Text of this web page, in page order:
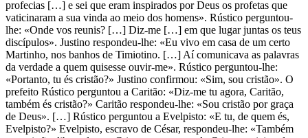
profecias […] e sei que eram inspirados por Deus os profetas que
vaticinaram a sua vinda ao meio dos homens». Rústico perguntou-
lhe: «Onde vos reunis? […] Diz-me […] em que lugar juntas os teus
discípulos». Justino respondeu-lhe: «Eu vivo em casa de um certo
Martinho, nos banhos de Timiotino. […] Aí comunicava as palavras
da verdade a quem quisesse ouvir-me». Rústico perguntou-lhe:
«Portanto, tu és cristão?» Justino confirmou: «Sim, sou cristão». O
prefeito Rústico perguntou a Caritão: «Diz-me tu agora, Caritão,
também és cristão?» Caritão respondeu-lhe: «Sou cristão por graça
de Deus». […] Rústico perguntou a Evelpisto: «E tu, de quem és,
Evelpisto?» Evelpisto, escravo de César, respondeu-lhe: «Também